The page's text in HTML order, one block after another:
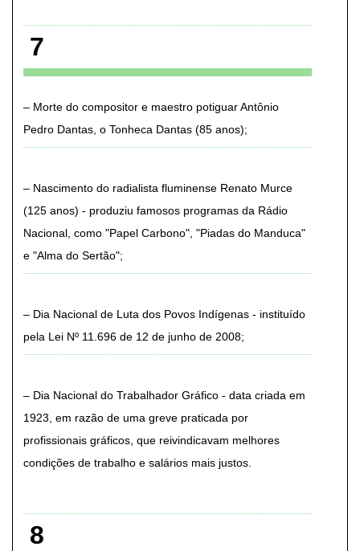
7
Morte do compositor e maestro potiguar Antônio
Pedro Dantas, o Tonheca Dantas (85 anos)
Nascimento do radialista fluminense Renato Murce
(125 anos) - produziu famosos programas da Rádio
Nacional, como "Papel Carbono", "Piadas do Manduca"
e "Alma do Sertão"
Dia Nacional de Luta dos Povos Indígenas - instituído
pela Lei Nº 11.696 de 12 de junho de 2008
Dia Nacional do Trabalhador Gráfico - data criada em
1923, em razão de uma greve praticada por
profissionais gráficos, que reivindicavam melhores
condições de trabalho e salários mais justos
8